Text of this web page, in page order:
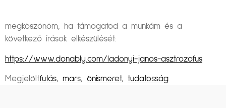
megköszönöm, ha támogatod a munkám és a
következő írások elkészülését:
https://www.donably.com/ladonyi-janos-asztrozofus
Megjelöltfutás, mars, önismeret, tudatosság